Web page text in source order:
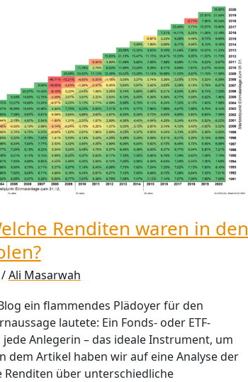
Renditen waren in den
/Ali Masarwah
ein flammendes Plädoyer für den
lautete: Ein Fonds- oder ETF-
Anlegerin – das ideale Instrument, um
dem Artikel haben wir auf eine Analyse der
Renditen über unterschiedliche